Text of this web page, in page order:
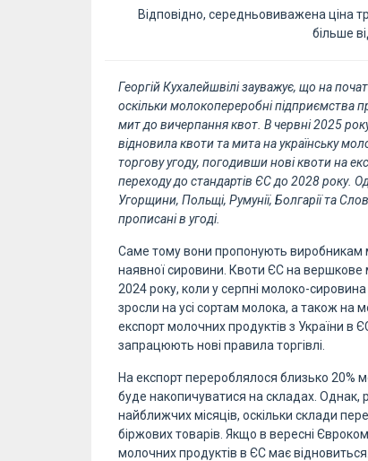
Відповідно, середньовиважена ціна
більше
Георгій Кухалейшвілі зауважує, що на
оскільки молокопереробні підприємства
мит до вичерпання квот. В червні 2025
відновила квоти та мита на українську
торгову угоду, погодивши нові квоти на
переходу до стандартів ЄС до 2028 року.
Угорщини, Польщі, Румунії, Болгарії та
прописані в угоді.
Саме тому вони пропонують виробникам
наявної сировини. Квоти ЄС на
2024 року, коли у серпні молоко-
зросли на усі сортам молока, а також на
експорт молочних продуктів з України в
запрацюють нові правила торгівлі.
На експорт перероблялося близько 20%
буде накопичуватися на складах. Однак,
найближчих місяців, оскільки склади
біржових товарів. Якщо в вересні
молочних продуктів в ЄС має